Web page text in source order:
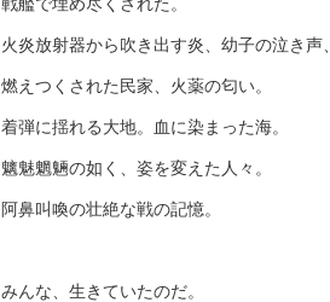
火炎放射器から吹き出す炎、幼子の泣き声、
燃えつくされた民家、火薬の匂い。
着弾に揺れる大地。血に染まった海。
魑魅魍魎の如く、姿を変えた人々。
阿鼻叫喚の壮絶な戦の記憶。
みんな、生きていたのだ。